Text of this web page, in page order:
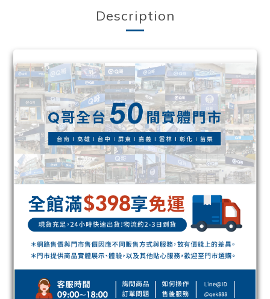
Description